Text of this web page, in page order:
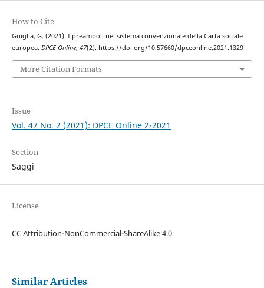
How to Cite
Guiglia, G. (2021). I preamboli nel sistema convenzionale della Carta sociale
europea. DPCE Online, 47(2). https://doi.org/10.57660/dpceonline.2021.1329
More Citation Formats
Issue
Vol. 47 No. 2 (2021): DPCE Online 2-2021
Section
Saggi
License
CC Attribution-NonCommercial-ShareAlike 4.0
Similar Articles